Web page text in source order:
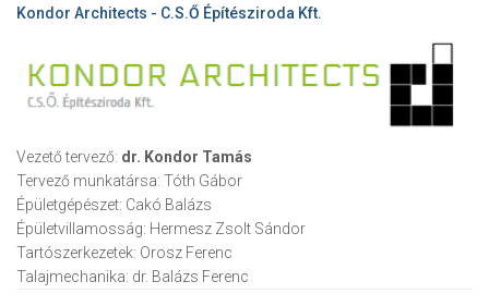
Kondor Architects - C.S.Ő Építésziroda Kft.
Vezető tervező: dr. Kondor Tamás
Tervező munkatársa: Tóth Gábor
Épületgépészet: Cakó Balázs
Épületvillamosság: Hermesz Zsolt Sándor
Tartószerkezetek: Orosz Ferenc
Talajmechanika: dr. Balázs Ferenc